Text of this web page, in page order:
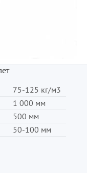
75-125 кг/м3
1 000 мм
500 мм
50-100 мм